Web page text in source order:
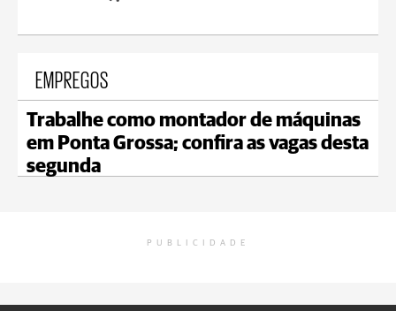
EMPREGOS
Trabalhe como montador de máquinas
em Ponta Grossa; confira as vagas desta
segunda
PUBLICIDADE